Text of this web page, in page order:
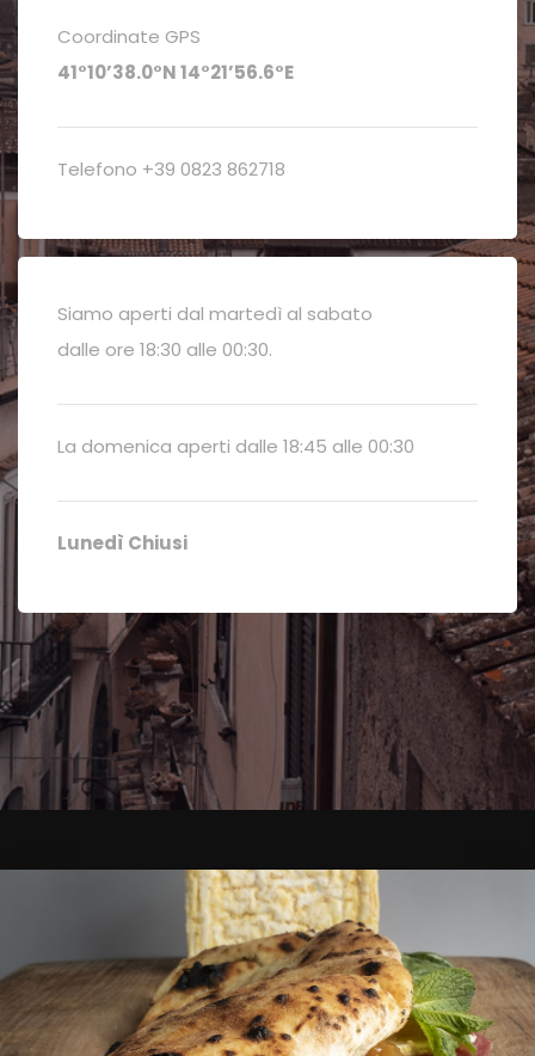
Coordinate GPS
41°10’38.0°N 14°21’56.6°E
Telefono +39 0823 862718
Siamo aperti dal martedì al sabato
dalle ore 18:30 alle 00:30.
La domenica aperti dalle 18:45 alle 00:30
Lunedì Chiusi